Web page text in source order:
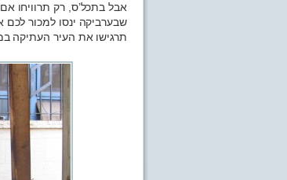
אבל בתכל’ס, רק תרוויחו
תרגישו את העיר העתיקה